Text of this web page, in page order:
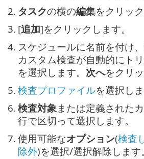
2. タスクの横の編集をクリック
3. [追加]をクリックします。
4. スケジュールに名前を付け
カスタム検査が自動的にト
を選択します。 次へをクリ
5. 検査プロファイルを選択しま
6. 検査対象 または定義された
行で区切って選択します。
7. 使用可能なオプション(検査
除外)を選択/選択解除します。